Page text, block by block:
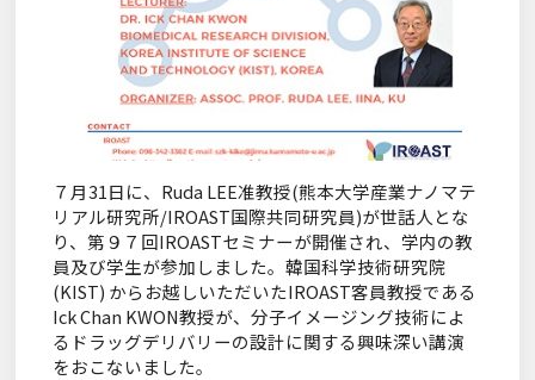
７月31日に、Ruda LEE准教授(熊本大学産業ナノマテ
リアル研究所/IROAST国際共同研究員)が世話人とな
り、第９７回IROASTセミナーが開催され、学内の教
員及び学生が参加しました。韓国科学技術研究院
(KIST) からお越しいただいたIROAST客員教授である
Ick Chan KWON教授が、分子イメージング技術によ
るドラッグデリバリーの設計に関する興味深い講演
をおこないました。